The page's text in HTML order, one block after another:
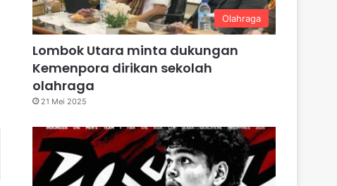
Olahraga
Lombok Utara minta dukungan
Kemenpora dirikan sekolah
olahraga
21 Mei 2025